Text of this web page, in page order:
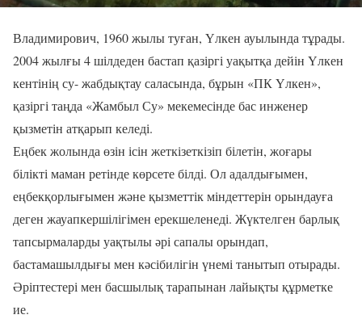
Владимирович, 1960 жылы туған, Үлкен ауылында тұрады.
2004 жылғы 4 шілдеден бастап қазіргі уақытқа дейін Үлкен
кентінің су- жабдықтау саласында, бұрын «ПК Үлкен»,
қазіргі таңда «Жамбыл Су» мекемесінде бас инженер
қызметін атқарып келеді.
Еңбек жолында өзін ісін жеткізеткізіп білетін, жоғары
білікті маман ретінде көрсете білді. Ол адалдығымен,
еңбекқорлығымен және қызметтік міндеттерін орындауға
деген жауапкершілігімен ерекшеленеді. Жүктелген барлық
тапсырмаларды уақтылы әрі сапалы орындап,
бастамашылдығы мен кәсібилігін үнемі танытып отырады.
Әріптестері мен басшылық тарапынан лайықты құрметке
ие.